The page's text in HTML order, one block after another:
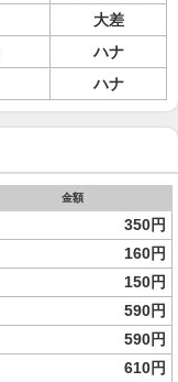
大差
ハナ
ハナ
金額
350円
160円
150円
590円
590円
610円